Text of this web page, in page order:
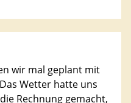
wir mal geplant mit
Wetter hatte uns
Rechnung gemacht,